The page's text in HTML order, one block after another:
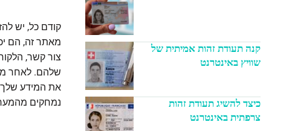
מאתר זה, הם
צור קשר,
שלהם. לאחר
את המידע שלך
נמחקים
קנה תעודת זהות אמיתית של
שוויץ באינטרנט
כיצד להשיג תעודת זהות
צרפתית באינטרנט